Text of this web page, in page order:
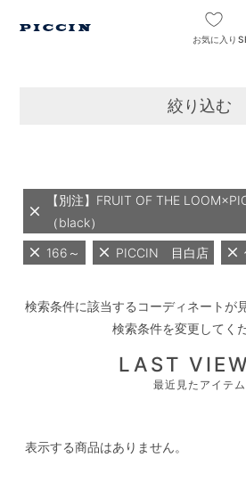
お気に入り
絞り込む
【別注】FRUIT OF THE
（black）
166～
PICCIN 目白店
検索条件に該当するコーディネートが
検索条件を変更してく
LAST
最近見たアイテム
表示する商品はありません。